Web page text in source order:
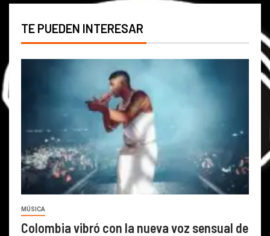
TE PUEDEN INTERESAR
MÚSICA
Colombia vibró con la nueva voz sensual de